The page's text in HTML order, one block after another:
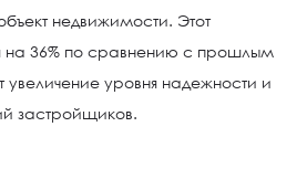
недвижимости. Этот
на 36% по сравнению с прошлым
увеличение уровня надежности и
застройщиков.